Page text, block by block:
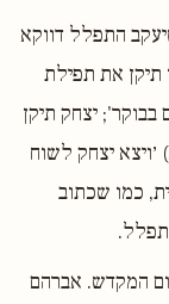
התפלל דווקא
תיקן את תפילת
יצחק תיקן
יצחק לשוח
כמו שכתוב
המקדש. אברהם